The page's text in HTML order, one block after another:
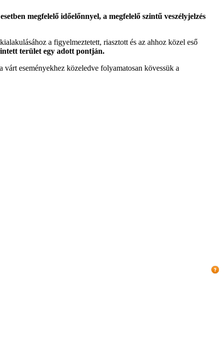
megfelelő időelőnnyel, a megfelelő szintű veszélyjelzés
a figyelmeztetett, riasztott és az ahhoz közel eső
terület egy adott pontján.
eseményekhez közeledve folyamatosan kövessük a